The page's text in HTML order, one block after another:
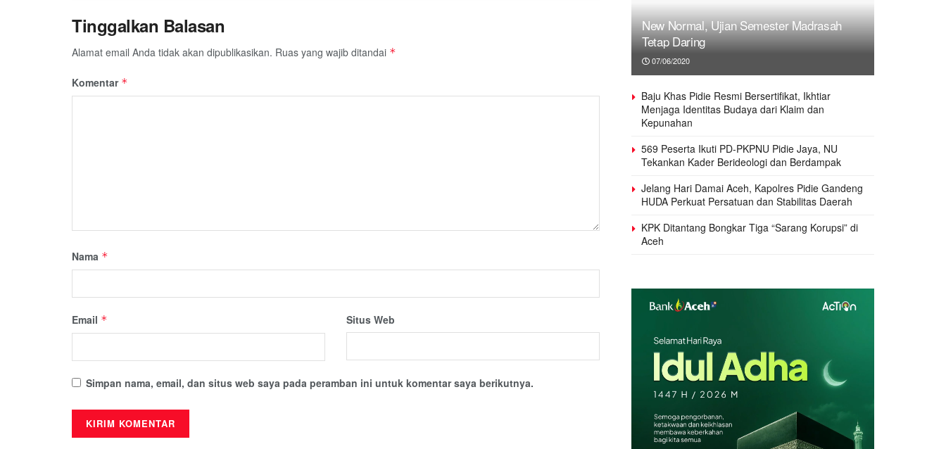
Tinggalkan Balasan
Alamat email Anda tidak akan dipublikasikan. Ruas yang wajib ditandai *
Komentar *
Nama *
Email * Situs Web
Simpan nama, email, dan situs web saya pada peramban ini untuk komentar saya berikutnya.
New Normal, Ujian Semester Madrasah
Tetap Daring
07/06/2020
Baju Khas Pidie Resmi Bersertifikat, Ikhtiar
Menjaga Identitas Budaya dari Klaim dan
Kepunahan
569 Peserta Ikuti PD-PKPNU Pidie Jaya, NU
Tekankan Kader Berideologi dan Berdampak
Jelang Hari Damai Aceh, Kapolres Pidie Gandeng
HUDA Perkuat Persatuan dan Stabilitas Daerah
KPK Ditantang Bongkar Tiga “Sarang Korupsi” di
Aceh